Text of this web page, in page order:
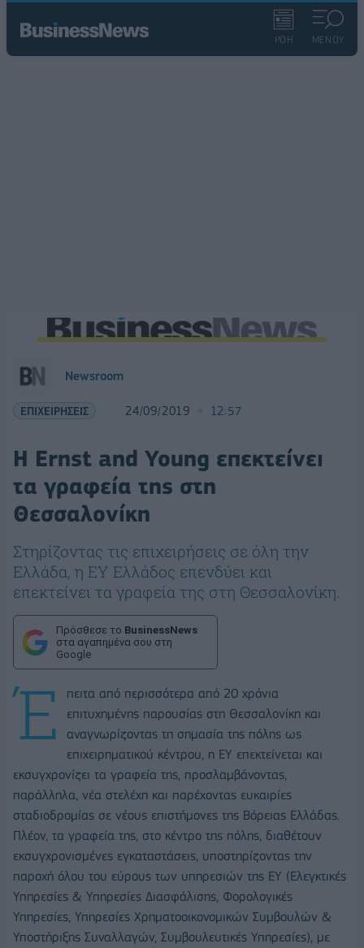
ΡΟΗ ΜΕΝΟΥ
Newsroom
ΕΠΙΧΕΙΡΗΣΕΙΣ 24/09/2019 12:57
Η Ernst and Young επεκτείνει
τα γραφεία της στη
Θεσσαλονίκη
Στηρίζοντας τις επιχειρήσεις σε όλη την
Ελλάδα, η ΕΥ Ελλάδος επενδύει και
επεκτείνει τα γραφεία της στη Θεσσαλονίκη.
Πρόσθεσε το BusinessNews
στα αγαπημένα σου στη
Google
Έ
πειτα από περισσότερα από 20 χρόνια
επιτυχημένης παρουσίας στη Θεσσαλονίκη και
αναγνωρίζοντας τη σημασία της πόλης ως
επιχειρηματικού κέντρου, η ΕΥ επεκτείνεται και
εκσυγχρονίζει τα γραφεία της, προσλαμβάνοντας,
παράλληλα, νέα στελέχη και παρέχοντας ευκαιρίες
σταδιοδρομίας σε νέους επιστήμονες της Βόρειας Ελλάδας.
Πλέον, τα γραφεία της, στο κέντρο της πόλης, διαθέτουν
εκσυγχρονισμένες εγκαταστάσεις, υποστηρίζοντας την
παροχή όλου του εύρους των υπηρεσιών της ΕΥ (Ελεγκτικές
Υπηρεσίες & Υπηρεσίες Διασφάλισης, Φορολογικές
Υπηρεσίες, Υπηρεσίες Χρηματοοικονομικών Συμβουλών &
Υποστήριξης Συναλλαγών, Συμβουλευτικές Υπηρεσίες), με